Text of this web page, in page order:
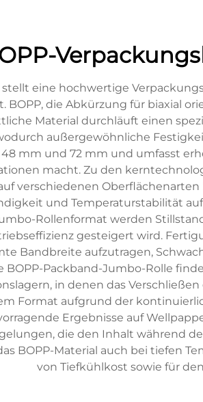
stellt eine hochwertige
BOPP, die Abkürzung für biaxial
Material durchläuft einen
außergewöhnliche
mm und 72 mm und umfasst
macht. Zu den
verschiedenen
und Temperaturstabilität
Rollenformat werden
gesteigert wird.
Bandbreite aufzutragen,
BOPP-Packband-Jumbo-Rolle
in denen das
Format aufgrund der
Ergebnisse auf
die den Inhalt während
BOPP-Material auch bei tiefen
von Tiefkühlkost sowie für